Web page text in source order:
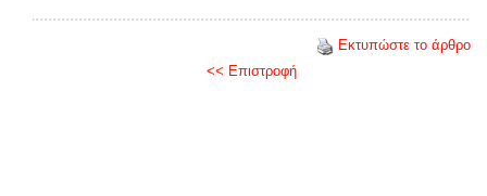
Εκτυπώστε το άρθρο
<< Επιστροφή